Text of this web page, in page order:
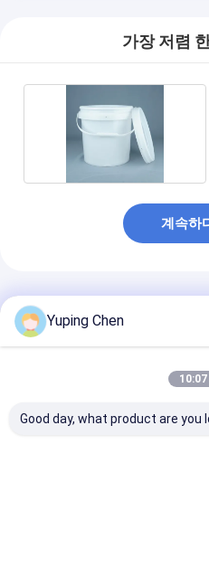
가장 저렴
계속하
추천된 제품
Yuping Chen
10:07
Good day, what product are you